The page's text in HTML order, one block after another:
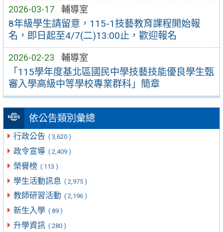
2026-03-17 輔導室
8年級學生請留意，115-1技藝教育課程開始報
名，即日起至4/7(二)13:00止，歡迎報名
2026-02-23 輔導室
「115學年度基北區國民中學技藝技能優良學生甄
審入學高級中等學校專業群科」簡章
依公告類別彙總
行政公告 ( 3,620 )
政令宣導 ( 2,409 )
榮譽榜 ( 113 )
學生活動訊息 ( 2,975 )
教師研習活動 ( 2,196 )
新生入學 ( 89 )
升學資訊 ( 280 )